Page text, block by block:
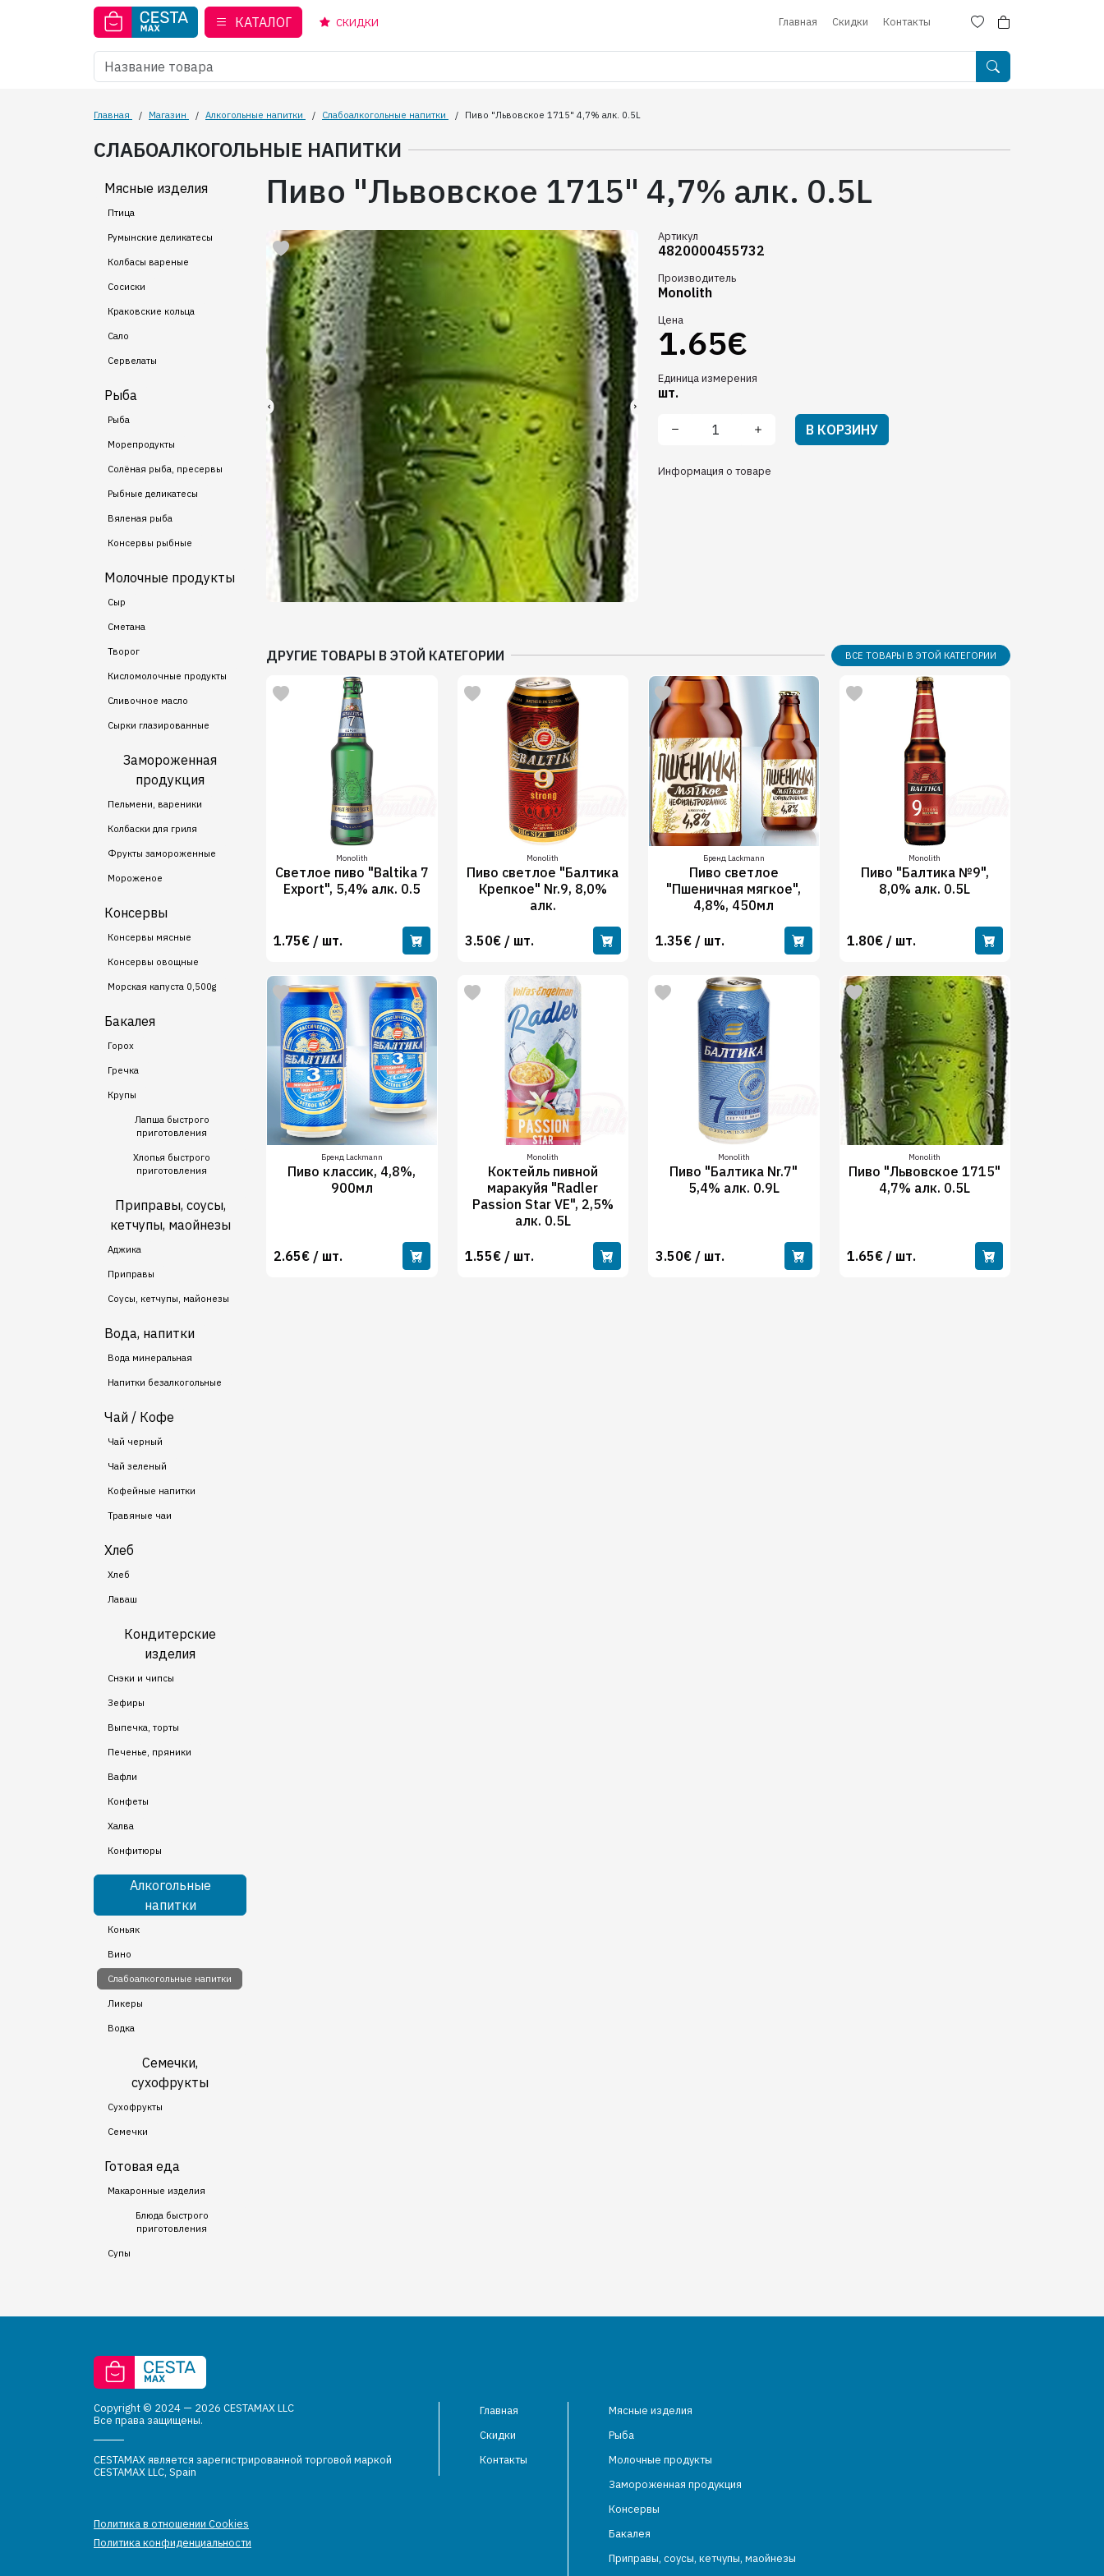
КАТАЛОГ СКИДКИ Главная Скидки Контакты
Главная / Магазин / Алкогольные напитки / Слабоалкогольные напитки / Пиво "Львовское 1715" 4,7% алк. 0.5L
СЛАБОАЛКОГОЛЬНЫЕ НАПИТКИ
Мясные изделия
Птица
Румынские деликатесы
Колбасы вареные
Сосиски
Краковские кольца
Сало
Сервелаты
Рыба
Рыба
Морепродукты
Солёная рыба, пресервы
Рыбные деликатесы
Вяленая рыба
Консервы рыбные
Молочные продукты
Сыр
Сметана
Творог
Кисломолочные продукты
Сливочное масло
Сырки глазированные
Замороженная
продукция
Пельмени, вареники
Колбаски для гриля
Фрукты замороженные
Мороженое
Консервы
Консервы мясные
Консервы овощные
Морская капуста 0,500g
Бакалея
Горох
Гречка
Крупы
Лапша быстрого
приготовления
Хлопья быстрого
приготовления
Приправы, соусы,
кетчупы, маойнезы
Аджика
Приправы
Соусы, кетчупы, майонезы
Вода, напитки
Вода минеральная
Напитки безалкогольные
Чай / Кофе
Чай черный
Чай зеленый
Кофейные напитки
Травяные чаи
Хлеб
Хлеб
Лаваш
Кондитерские
изделия
Снэки и чипсы
Зефиры
Выпечка, торты
Печенье, пряники
Вафли
Конфеты
Халва
Конфитюры
Алкогольные
напитки
Коньяк
Вино
Слабоалкогольные напитки
Ликеры
Водка
Семечки,
сухофрукты
Сухофрукты
Семечки
Готовая еда
Макаронные изделия
Блюда быстрого
приготовления
Супы
Пиво "Львовское 1715" 4,7% алк. 0.5L
Артикул
4820000455732
Производитель
Monolith
Цена
1.65€
Единица измерения
шт.
В КОРЗИНУ
Информация о товаре
ДРУГИЕ ТОВАРЫ В ЭТОЙ КАТЕГОРИИ ВСЕ ТОВАРЫ В ЭТОЙ КАТЕГОРИИ
Monolith
Светлое пиво "Baltika 7
Export", 5,4% алк. 0.5
1.75€ / шт.
Monolith
Пиво светлое "Балтика
Крепкое" Nr.9, 8,0%
алк.
3.50€ / шт.
Бренд Lackmann
Пиво светлое
"Пшеничная мягкое",
4,8%, 450мл
1.35€ / шт.
Monolith
Пиво "Балтика №9",
8,0% алк. 0.5L
1.80€ / шт.
Бренд Lackmann
Пиво классик, 4,8%,
900мл
2.65€ / шт.
Monolith
Коктейль пивной
маракуйя "Radler
Passion Star VE", 2,5%
алк. 0.5L
1.55€ / шт.
Monolith
Пиво "Балтика Nr.7"
5,4% алк. 0.9L
3.50€ / шт.
Monolith
Пиво "Львовское 1715"
4,7% алк. 0.5L
1.65€ / шт.
Copyright © 2024 — 2026 CESTAMAX LLC
Все права защищены.
CESTAMAX является зарегистрированной торговой маркой
CESTAMAX LLC, Spain
Политика в отношении Cookies
Политика конфиденциальности
Главная
Скидки
Контакты
Мясные изделия
Рыба
Молочные продукты
Замороженная продукция
Консервы
Бакалея
Приправы, соусы, кетчупы, маойнезы